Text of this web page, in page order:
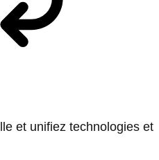
et unifiez technologies et